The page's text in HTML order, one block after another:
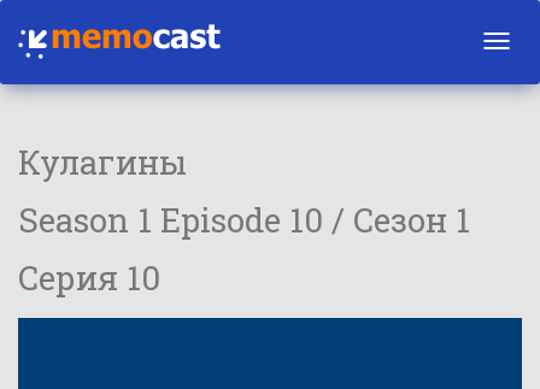
Кулагины
Season 1 Episode 10 / Сезон 1
Серия 10